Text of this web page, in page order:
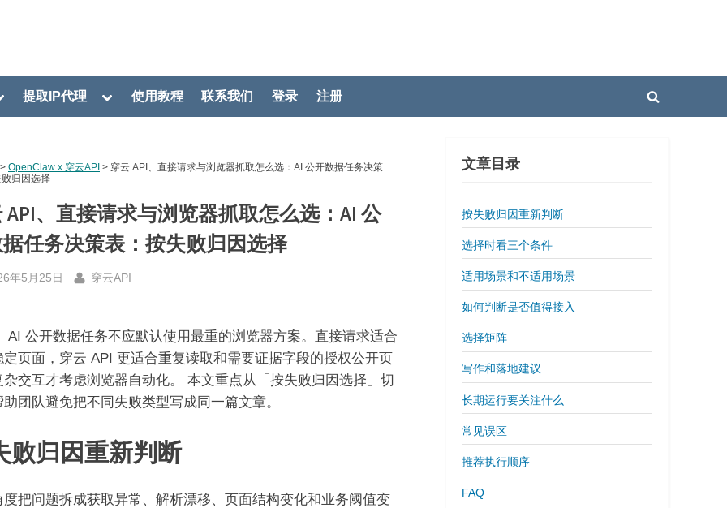
提取IP代理
Toggle使用教程 联系我们 登录 注册
Toggle
OpenClaw x 穿云API > 穿云 API、直接请求与浏览器抓取怎么选：AI 公开数据任务决策
归因选择
API、直接请求与浏览器抓取怎么选：AI 公
任务决策表：按失败归因选择
年5月25日 By
穿云API
AI 公开数据任务不应默认使用最重的浏览器方案。直接请求适合
定页面，穿云 API 更适合重复读取和需要证据字段的授权公开页
杂交互才考虑浏览器自动化。 本文重点从「按失败归因选择」切
团队避免把不同失败类型写成同一篇文章。
败归因重新判断
度把问题拆成获取异常、解析漂移、页面结构变化和业务阈值变
文章目录
按失败归因重新判断
选择时看三个条件
适用场景和不适用场景
如何判断是否值得接入
选择矩阵
写作和落地建议
长期运行要关注什么
常见误区
推荐执行顺序
FAQ